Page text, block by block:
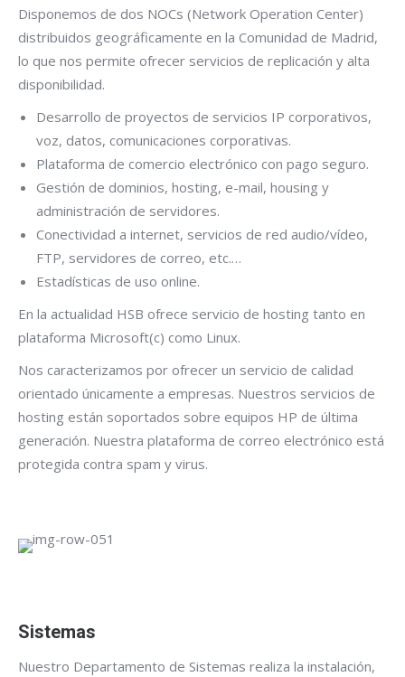
Disponemos de dos NOCs (Network Operation Center)
distribuidos geográficamente en la Comunidad de Madrid,
lo que nos permite ofrecer servicios de replicación y alta
disponibilidad.
Desarrollo de proyectos de servicios IP corporativos,
voz, datos, comunicaciones corporativas.
Plataforma de comercio electrónico con pago seguro.
Gestión de dominios, hosting, e-mail, housing y
administración de servidores.
Conectividad a internet, servicios de red audio/vídeo,
FTP, servidores de correo, etc.…
Estadísticas de uso online.
En la actualidad HSB ofrece servicio de hosting tanto en
plataforma Microsoft(c) como Linux.
Nos caracterizamos por ofrecer un servicio de calidad
orientado únicamente a empresas. Nuestros servicios de
hosting están soportados sobre equipos HP de última
generación. Nuestra plataforma de correo electrónico está
protegida contra spam y virus.
Sistemas
Nuestro Departamento de Sistemas realiza la instalación,